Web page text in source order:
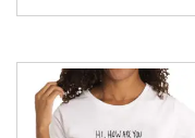
este
tem
várias
variantes.
as